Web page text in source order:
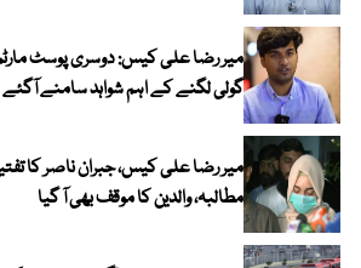
میر رضا علی کیس: دوسری پوسٹ
گولی لگنے کے اہم شواہد سامنے آگئے
میر رضا علی کیس، جبران ناصر کا
مطالبہ، والدین کا موقف بھی آ گیا